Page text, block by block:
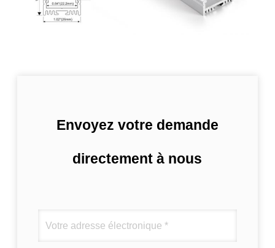
Envoyez votre demande
directement à nous